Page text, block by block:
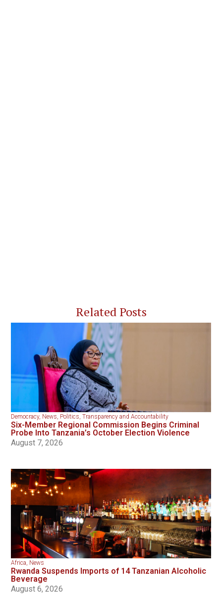
Related Posts
Democracy, News, Politics,Transparency and Accountability
Six-Member Regional Commission Begins Criminal
Probe Into Tanzania’s October Election Violence
August 7, 2026
Africa, News
Rwanda Suspends Imports of 14 Tanzanian Alcoholic
Beverage
August 6, 2026